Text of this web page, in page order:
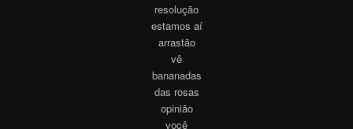
resolução
estamos aí
arrastão
vê
bananadas
das rosas
opinião
você